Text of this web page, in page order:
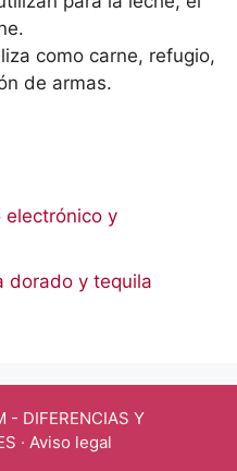
como carne, refugio,
de armas.
electrónico y
dorado y tequila
- DIFERENCIAS Y
· Aviso legal